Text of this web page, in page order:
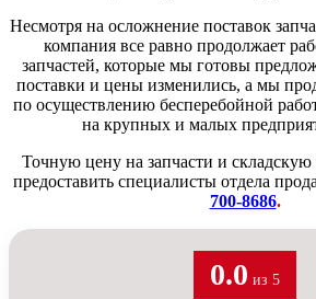
Несмотря на осложнение поставок
компания все равно продолжает
запчастей, которые мы готовы
поставки и цены изменились, а мы
по осуществлению бесперебойной
на крупных и малых
Точную цену на запчасти и
предоставить специалисты отдела
700-8686.
0.0 из 5